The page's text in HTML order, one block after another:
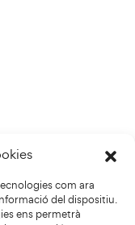
com ara
del dispositiu.
ens permetrà